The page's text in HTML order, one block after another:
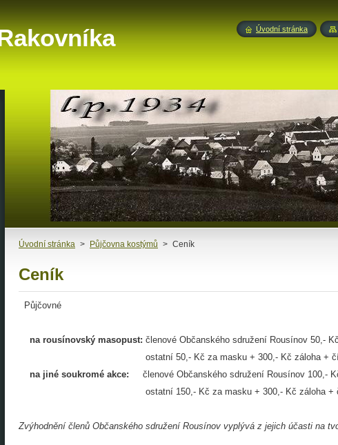
Úvodní stránka > Půjčovna kostýmů > Ceník
Ceník
Půjčovné
na rousínovský masopust: členové Občanského sdružení Rousínov 50,-
ostatní 50,- Kč za masku + 300,- Kč záloha +
na jiné soukromé akce: členové Občanského sdružení Rousínov 100,-
ostatní 150,- Kč za masku + 300,- Kč záloha +
Zvýhodnění členů Občanského sdružení Rousínov vyplývá z jejich účasti na
Úvodní stránka